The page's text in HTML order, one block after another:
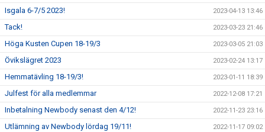
Isgala 6-7/5 2023! 2023-04-13 13:46
Tack! 2023-03-23 21:46
Höga Kusten Cupen 18-19/3 2023-03-05 21:03
Övikslägret 2023 2023-02-24 13:17
Hemmatävling 18-19/3! 2023-01-11 18:39
Julfest för alla medlemmar 2022-12-08 17:21
Inbetalning Newbody senast den 4/12! 2022-11-23 23:16
Utlämning av Newbody lördag 19/11! 2022-11-17 09:02